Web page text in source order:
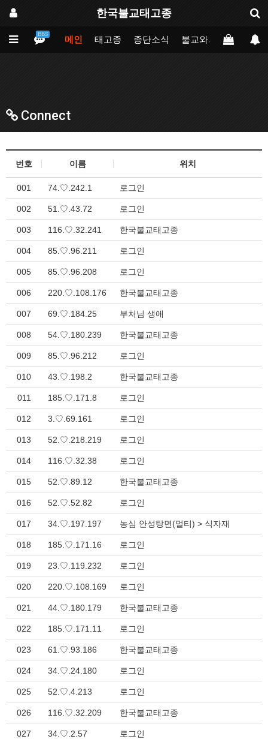
한국불교태고종
BBS
메인 태고종 종단소식 불교와의만남 업
Connect
번호 이름 위치
001 74.♡.242.1 로그인
002 51.♡.43.72 로그인
003 116.♡.32.241 한국불교태고종
004 85.♡.96.211 로그인
005 85.♡.96.208 로그인
006 220.♡.108.176 한국불교태고종
007 69.♡.184.25 부처님 생애
008 54.♡.180.239 한국불교태고종
009 85.♡.96.212 로그인
010 43.♡.198.2 한국불교태고종
011 185.♡.171.8 로그인
012 3.♡.69.161 로그인
013 52.♡.218.219 로그인
014 116.♡.32.38 로그인
015 52.♡.89.12 한국불교태고종
016 52.♡.52.82 로그인
017 34.♡.197.197 농심 안성탕면(멀티) > 식자재
018 185.♡.171.16 로그인
019 23.♡.119.232 로그인
020 220.♡.108.169 로그인
021 44.♡.180.179 한국불교태고종
022 185.♡.171.11 로그인
023 61.♡.93.186 한국불교태고종
024 34.♡.24.180 로그인
025 52.♡.4.213 로그인
026 116.♡.32.209 한국불교태고종
027 34.♡.2.57 로그인